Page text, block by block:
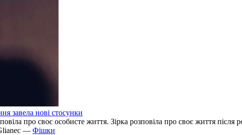
завела нові стосунки
про своє особисте життя. Зірка розповіла про своє життя після
— Фішки